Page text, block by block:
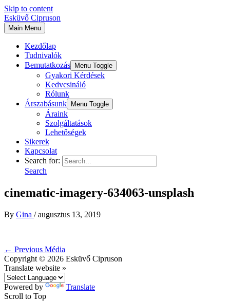
Skip to content
Esküvő Cipruson
Main Menu
Kezdőlap
Tudnivalók
Bemutatkozás
Menu Toggle
Gyakori Kérdések
Kedvcsináló
Rólunk
Árszabásunk
Menu Toggle
Áraink
Szolgáltatások
Lehetőségek
Sikerek
Kapcsolat
Search for:
Search
cinematic-imagery-634063-unsplash
By Gina /augusztus 13, 2019
← Previous Média
Copyright © 2026 Esküvő Cipruson
Translate website »
Powered by
Translate
Scroll to Top